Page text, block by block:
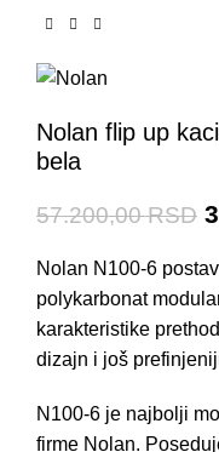
Nolan flip up
bela
57.200,00RSD
Nolan N100-6
polykarbonat
karakteristike
dizajn i još
N100-6 je najbolji
firme Nolan.